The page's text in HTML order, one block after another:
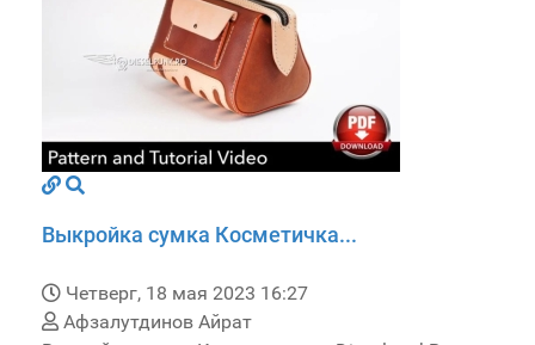
Выкройка сумка Косметичка...
Четверг, 18 мая 2023 16:27
Афзалутдинов Айрат